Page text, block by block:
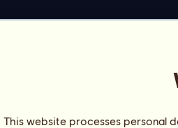
This website processes personal